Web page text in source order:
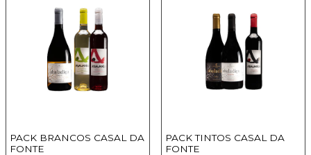
PACK BRANCOS CASAL DA
FONTE
PACK TINTOS CASAL DA
FONTE